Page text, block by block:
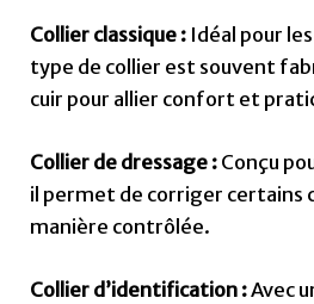
Collier classique : Idéal pour
type de collier est souvent
cuir pour allier confort et
Collier de dressage : Conçu
il permet de corriger certains
manière contrôlée.
Collier d’identification :Avec